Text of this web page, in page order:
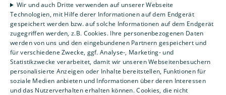
Unsere Bereiche
Privatkunden
Gewerbekunden
Karriere
Unternehmen
Kontakt
Wir und auch Dritte verwenden auf unserer Webseite
Technologien, mit Hilfe derer Informationen auf dem Endgerät
gespeichert werden bzw. auf solche Informationen auf dem Endgerät
zugegriffen werden, z.B. Cookies. Ihre personenbezogenen Daten
werden von uns und den eingebundenen Partnern gespeichert und
für verschiedene Zwecke, ggf. Analyse-, Marketing- und
Statistikzwecke verarbeitet, damit wir unseren Webseitenbesuchern
personalisierte Anzeigen oder Inhalte bereitstellen, Funktionen für
soziale Medien anbieten und Informationen über deren Interessen
und das Nutzerverhalten erhalten können. Cookies, die nicht